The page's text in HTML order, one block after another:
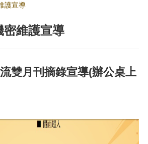
護宣導
密維護宣導
雙月刊摘錄宣導(辦公桌上